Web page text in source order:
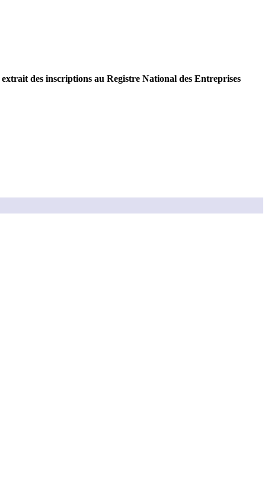
extrait des inscriptions au Registre National des Entreprises